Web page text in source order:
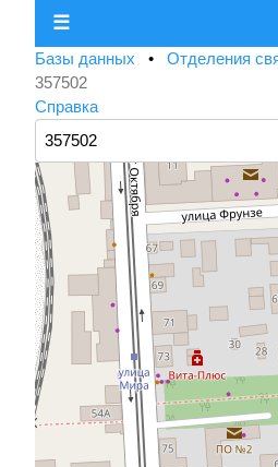
☰
Базы данных • Отделения
357502
Справка